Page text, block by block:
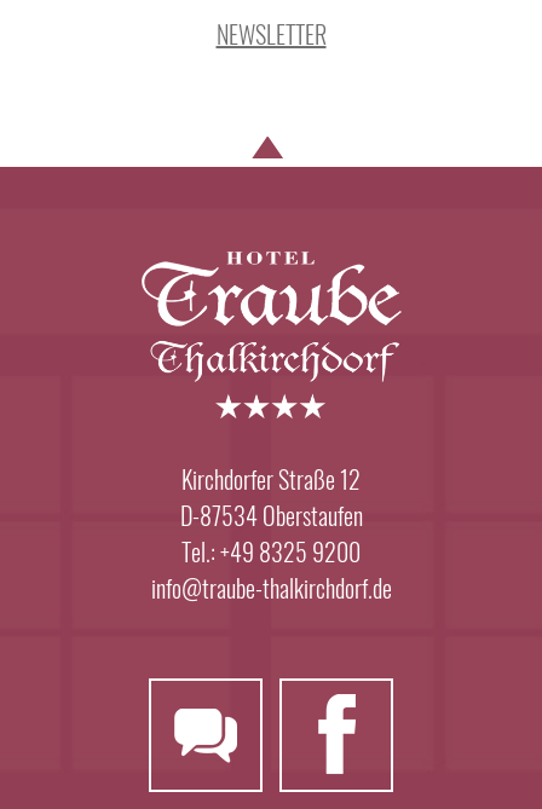
NEWSLETTER
Kirchdorfer Straße 12
D-87534 Oberstaufen
Tel.: +49 8325 9200
info@traube-thalkirchdorf.de